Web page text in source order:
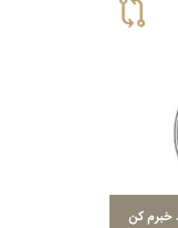
خبرم کن